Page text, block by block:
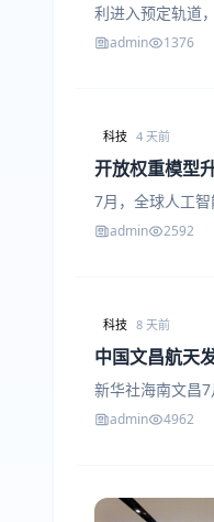
利进入预定轨道
admin 1376
科技 4 天前
开放权重模型
7月，全球人工
admin 2592
科技 8 天前
中国文昌航天
新华社海南文昌
admin 4962